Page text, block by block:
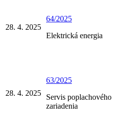
28. 4. 2025
64/2025
Elektrická energia
28. 4. 2025
63/2025
Servis poplachového
zariadenia